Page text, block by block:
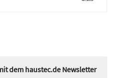
dem haustec.de Newsletter